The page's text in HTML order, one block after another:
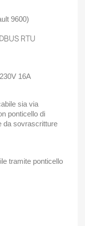
9600)
RTU
16A
sia via
ponticello di
da sovrascritture
tramite ponticello